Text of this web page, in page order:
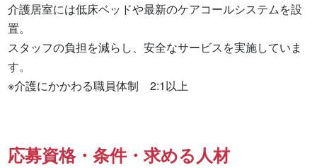
介護居室には低床ベッドや最新のケアコールシステムを設
置。
スタッフの負担を減らし、安全なサービスを実施していま
す。
※介護にかかわる職員体制　2:1以上
応募資格・条件・求める人材